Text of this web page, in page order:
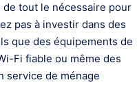
tout le nécessaire pour
pas à investir dans des
que des équipements de
Fi fiable ou même des
service de ménage